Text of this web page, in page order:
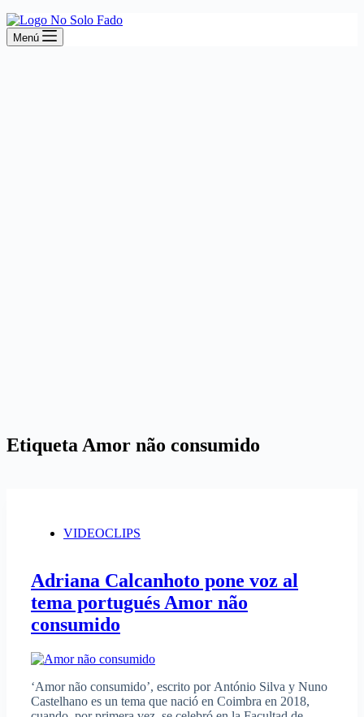
Menú
Etiqueta Amor não consumido
VIDEOCLIPS
Adriana Calcanhoto pone voz al
tema portugués Amor não
consumido
‘Amor não consumido’, escrito por António Silva y Nuno
Castelhano es un tema que nació en Coimbra en 2018,